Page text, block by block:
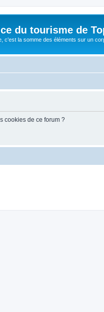
du tourisme de
c'est la somme des éléments sur un
cookies de ce forum ?